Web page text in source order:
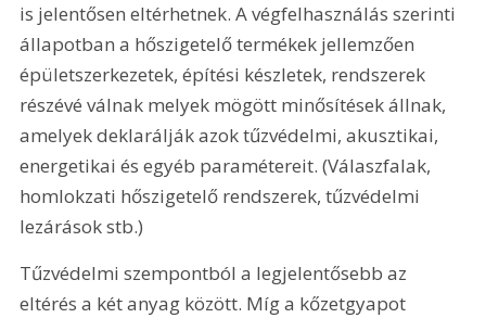
is jelentősen eltérhetnek. A végfelhasználás szerinti
állapotban a hőszigetelő termékek jellemzően
épületszerkezetek, építési készletek, rendszerek
részévé válnak melyek mögött minősítések állnak,
amelyek deklarálják azok tűzvédelmi, akusztikai,
energetikai és egyéb paramétereit. (Válaszfalak,
homlokzati hőszigetelő rendszerek, tűzvédelmi
lezárások stb.)
Tűzvédelmi szempontból a legjelentősebb az
eltérés a két anyag között. Míg a kőzetgyapot